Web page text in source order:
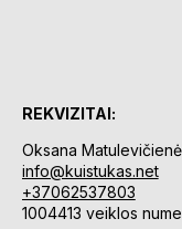
REKVIZITAI:
Oksana Matulevičienė
info@kuistukas.net
+37062537803
1004413 veiklos